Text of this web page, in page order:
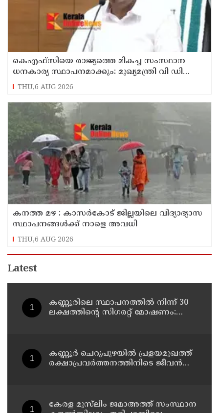
കെഎഫ്‌സിയെ രാജ്യത്തെ മികച്ച സംസ്ഥാന
ധനകാര്യ സ്ഥാപനമാക്കും: മുഖ്യമന്ത്രി വി ഡി
സതീശൻ
THU,6 AUG 2026
കനത്ത മഴ : കാസർകോട് ജില്ലയിലെ വിദ്യാഭ്യാസ
സ്ഥാപനങ്ങൾക്ക് നാളെ അവധി
THU,6 AUG 2026
Latest
കണ്ണൂരിലെ സ്ഥാപനത്തിൽ നിന്ന് 30
ലക്ഷത്തിന്റെ സിഗരറ്റ് മോഷണം:
കണ്ണൂർ ചെറുപുഴയിൽ പ്രളയമുഖത്ത്
രക്ഷാപ്രവർത്തനത്തിനിടെ ജീവൻ
കേരള മുസ്‌ലിം ജമാഅത്ത് സംസ്ഥാന